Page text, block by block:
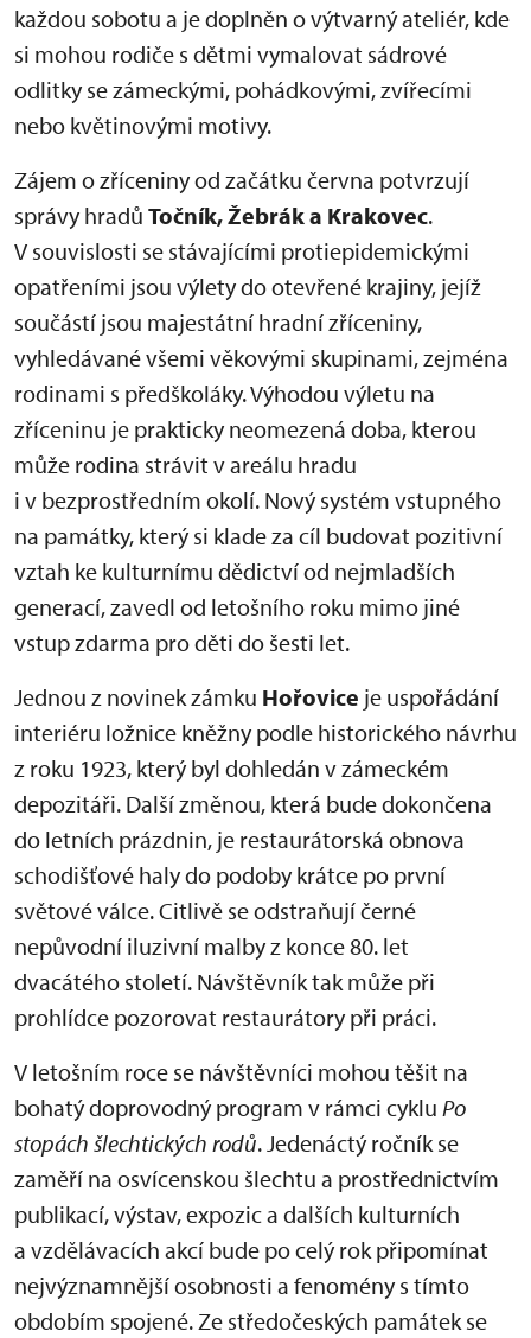
každou sobotu a je doplněn o výtvarný ateliér, kde
si mohou rodiče s dětmi vymalovat sádrové
odlitky se zámeckými, pohádkovými, zvířecími
nebo květinovými motivy.
Zájem o zříceniny od začátku června potvrzují
správy hradů Točník, Žebrák a Krakovec.
V souvislosti se stávajícími protiepidemickými
opatřeními jsou výlety do otevřené krajiny, jejíž
součástí jsou majestátní hradní zříceniny,
vyhledávané všemi věkovými skupinami, zejména
rodinami s předškoláky. Výhodou výletu na
zříceninu je prakticky neomezená doba, kterou
může rodina strávit v areálu hradu
i v bezprostředním okolí. Nový systém vstupného
na památky, který si klade za cíl budovat pozitivní
vztah ke kulturnímu dědictví od nejmladších
generací, zavedl od letošního roku mimo jiné
vstup zdarma pro děti do šesti let.
Jednou z novinek zámku Hořovice je uspořádání
interiéru ložnice kněžny podle historického návrhu
z roku 1923, který byl dohledán v zámeckém
depozitáři. Další změnou, která bude dokončena
do letních prázdnin, je restaurátorská obnova
schodišťové haly do podoby krátce po první
světové válce. Citlivě se odstraňují černé
nepůvodní iluzivní malby z konce 80. let
dvacátého století. Návštěvník tak může při
prohlídce pozorovat restaurátory při práci.
V letošním roce se návštěvníci mohou těšit na
bohatý doprovodný program v rámci cyklu Po
stopách šlechtických rodů. Jedenáctý ročník se
zaměří na osvícenskou šlechtu a prostřednictvím
publikací, výstav, expozic a dalších kulturních
a vzdělávacích akcí bude po celý rok připomínat
nejvýznamnější osobnosti a fenomény s tímto
obdobím spojené. Ze středočeských památek se